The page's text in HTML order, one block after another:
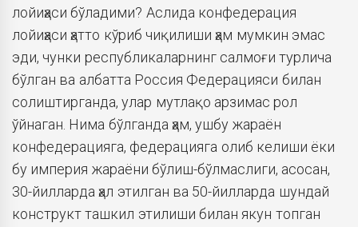
лойиҳаси бўладими? Аслида конфедерация
лойиҳаси ҳатто кўриб чиқилиши ҳам мумкин эмас
эди, чунки республикаларнинг салмоғи турлича
бўлган ва албатта Россия Федерацияси билан
солиштирганда, улар мутлақо арзимас рол
ўйнаган. Нима бўлганда ҳам, ушбу жараён
конфедерацияга, федерацияга олиб келиши ёки
бу империя жараёни бўлиш-бўлмаслиги, асосан,
30-йилларда ҳал этилган ва 50-йилларда шундай
конструкт ташкил этилиши билан якун топган